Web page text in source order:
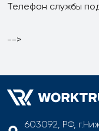
Телефон службы
-->
603092, РФ,